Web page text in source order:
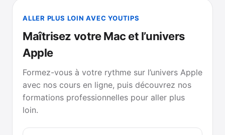
ALLER PLUS LOIN AVEC YOUTIPS
Maîtrisez votre Mac et l’univers
Apple
Formez-vous à votre rythme sur l’univers Apple
avec nos cours en ligne, puis découvrez nos
formations professionnelles pour aller plus
loin.